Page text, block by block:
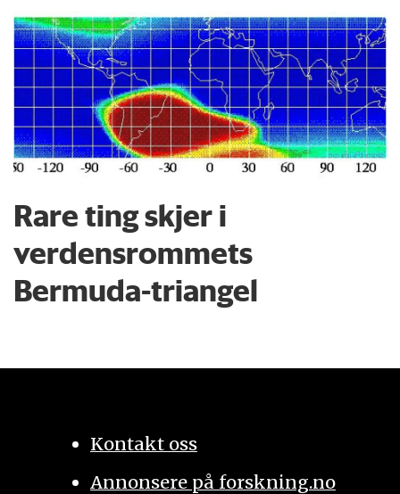
Rare ting skjer i
verdensrommets
Bermuda-triangel
Kontakt oss
Annonsere på forskning.no